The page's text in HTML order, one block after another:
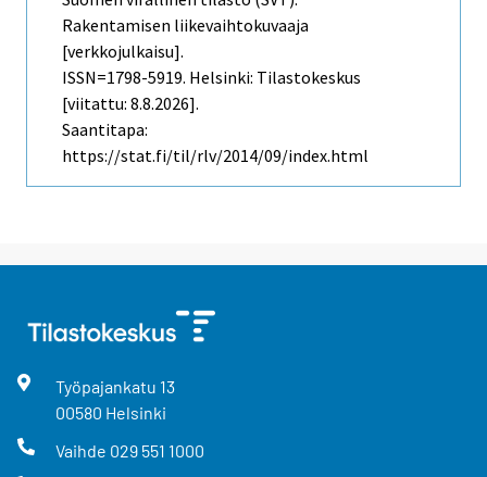
Rakentamisen liikevaihtokuvaaja
[verkkojulkaisu].
ISSN=1798-5919. Helsinki: Tilastokeskus
[viitattu: 8.8.2026].
Saantitapa:
https://stat.fi/til/rlv/2014/09/index.html
Työpajankatu 13
00580 Helsinki
Vaihde 029 551 1000